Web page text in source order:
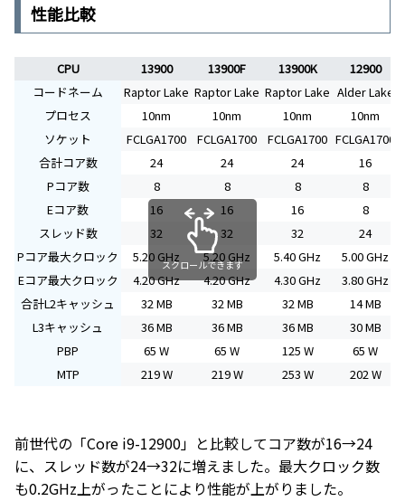
性能比較
CPU 13900 13900F 13900K
12900
コードネーム
Raptor Lake Raptor Lake Raptor Lake Alder Lake
プロセス
10nm 10nm 10nm
10nm
ソケット
FCLGA1700 FCLGA1700 FCLGA1700 FCLGA1700
合計コア数
24 24 24
16
Pコア数
8 8 8
8
Eコア数
16 16 16
8
スレッド数
32 32 32
24
Pコア最大クロック
5.20 GHz 5.20 GHz 5.40 GHz
5.00 GHz
Eコア最大クロック
4.20 GHz 4.20 GHz 4.30 GHz
3.80 GHz
合計L2キャッシュ
32 MB 32 MB 32 MB
14 MB
L3キャッシュ
36 MB 36 MB 36 MB
30 MB
PBP
65 W 65 W 125 W
65 W
MTP
219 W 219 W 253 W 202 W
スクロールできます
前世代の「Core i9-12900」と比較してコア数が16→24
に、スレッド数が24→32に増えました。最大クロック数
も0.2GHz上がったことにより性能が上がりました。